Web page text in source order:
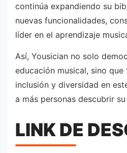
continúa expandiendo su
nuevas funcionalidades,
líder en el aprendizaje
Así, Yousician no solo
educación musical, sino
inclusión y diversidad en
a más personas descubrir
LINK DE